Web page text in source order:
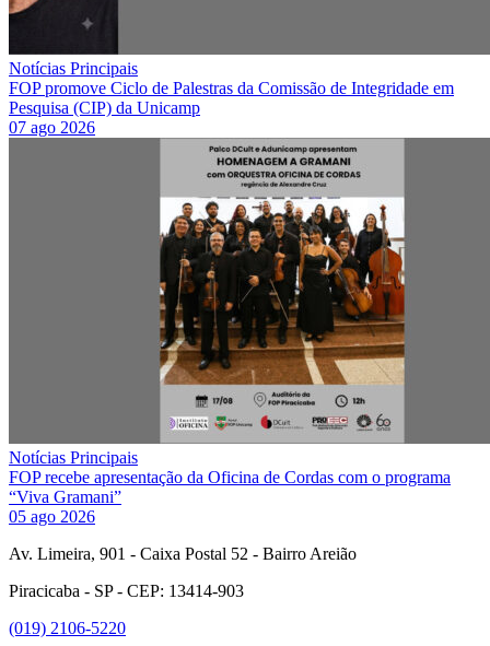
Notícias Principais
FOP promove Ciclo de Palestras da Comissão de Integridade em
Pesquisa (CIP) da Unicamp
07 ago 2026
Notícias Principais
FOP recebe apresentação da Oficina de Cordas com o programa
“Viva Gramani”
05 ago 2026
Av. Limeira, 901 - Caixa Postal 52 - Bairro Areião
Piracicaba - SP - CEP: 13414-903
(019) 2106-5220